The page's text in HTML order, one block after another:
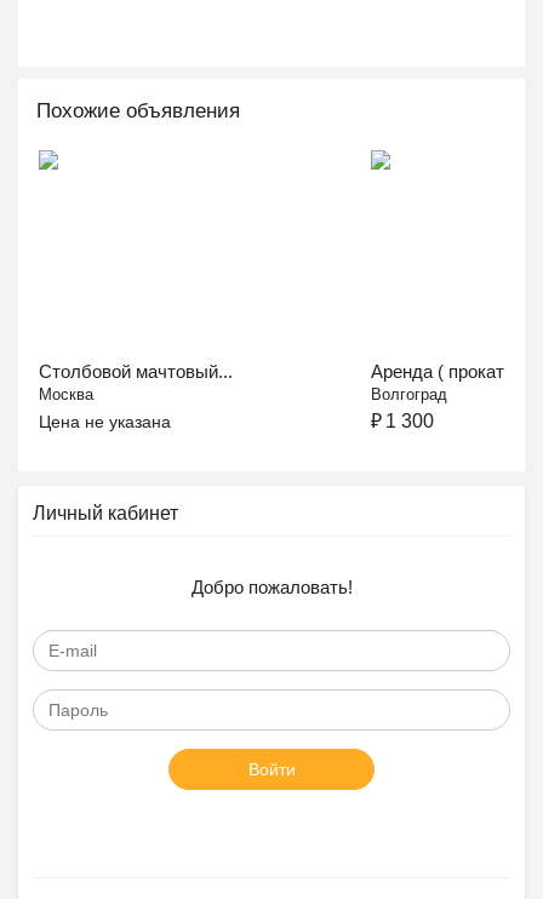
Похожие объявления
Столбовой мачтовый...
Москва
Цена не указана
Аренда ( прокат )...
Волгоград
₽ 1 300
Личный кабинет
Добро пожаловать!
Войти